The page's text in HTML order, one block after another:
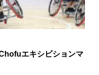
エキシビションマ